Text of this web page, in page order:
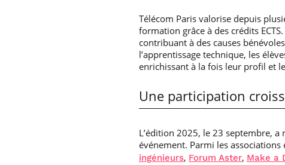
Télécom Paris valorise depuis
formation grâce à des crédits
contribuant à des causes
l’apprentissage technique, les
enrichissant à la fois leur profil et
Une participation
L’édition 2025, le 23 septembre,
événement. Parmi les
ingénieurs, Forum Aster, Make a